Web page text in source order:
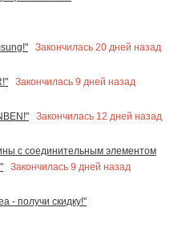
Закончилась 20 дней назад
Закончилась 9 дней назад
Закончилась 12 дней назад
с соединительным элементом
Закончилась 9 дней назад
- получи скидку!"